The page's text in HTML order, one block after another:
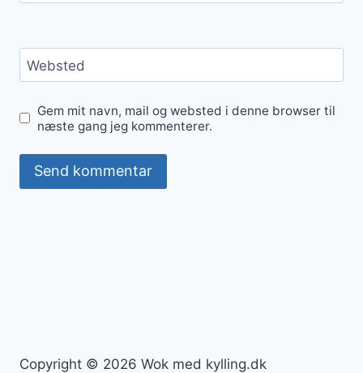
Websted
Gem mit navn, mail og websted i denne browser til
næste gang jeg kommenterer.
Copyright © 2026 Wok med kylling.dk